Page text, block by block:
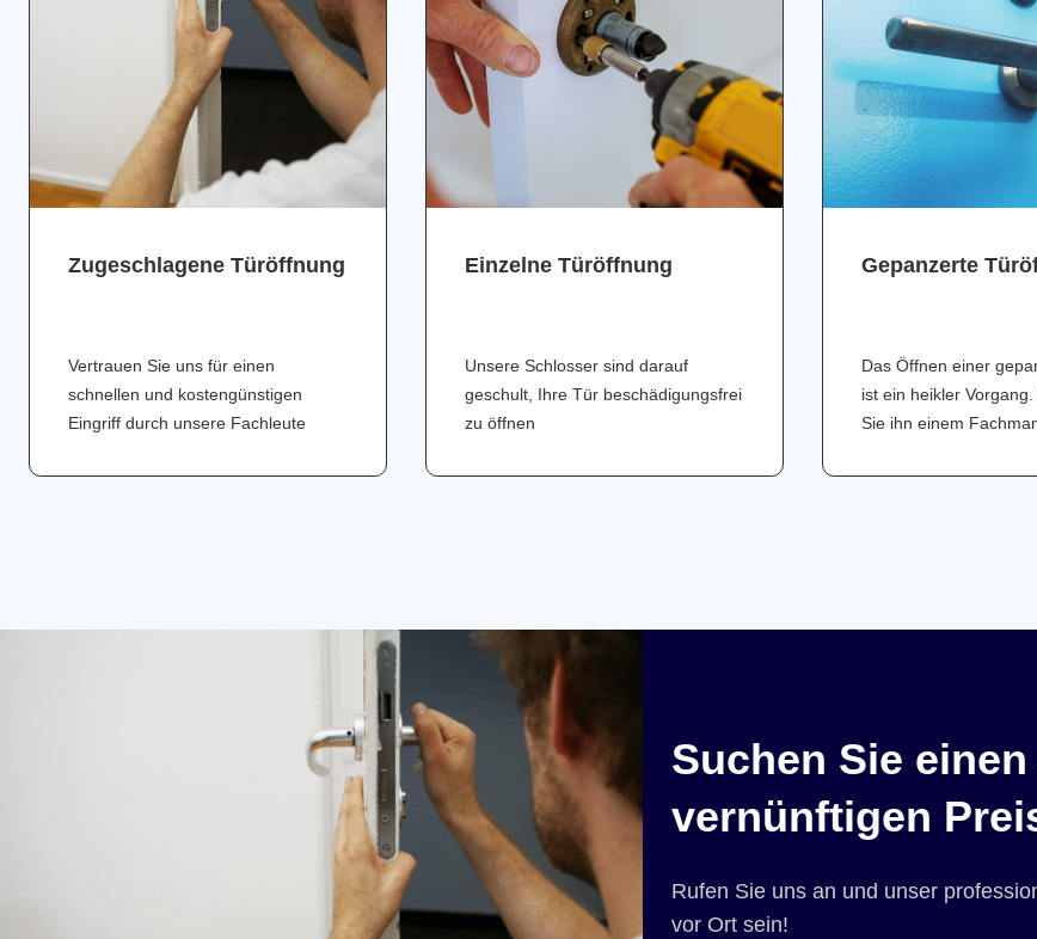
Zugeschlagene Türöffnung
Vertrauen Sie uns für einen
schnellen und kostengünstigen
Eingriff durch unsere Fachleute
Einzelne Türöffnung
Unsere Schlosser sind darauf
geschult, Ihre Tür beschädigungsfrei
zu öffnen
Gepanzerte
Das Öffnen einer
ist ein heikler
Sie ihn einem
Suchen Sie
vernünftigen
Rufen Sie uns an und unser
vor Ort sein!